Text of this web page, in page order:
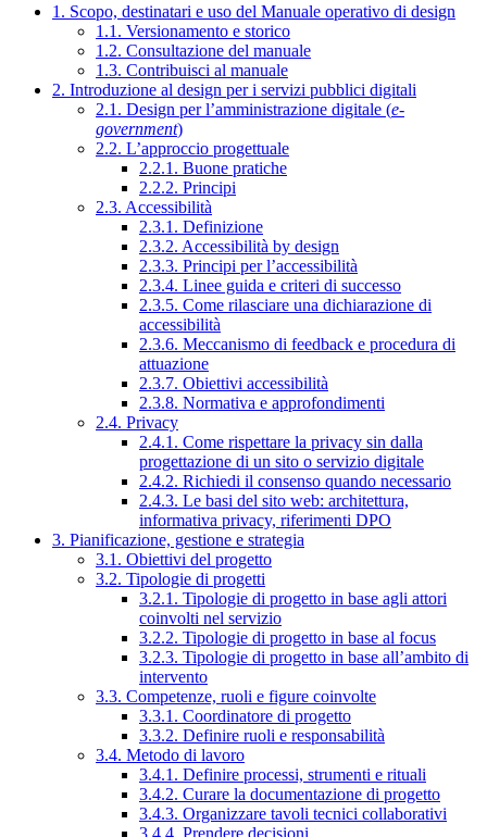
1. Scopo, destinatari e uso del Manuale operativo di design
1.1. Versionamento e storico
1.2. Consultazione del manuale
1.3. Contribuisci al manuale
2. Introduzione al design per i servizi pubblici digitali
2.1. Design per l’amministrazione digitale (e-
government)
2.2. L’approccio progettuale
2.2.1. Buone pratiche
2.2.2. Principi
2.3. Accessibilità
2.3.1. Definizione
2.3.2. Accessibilità by design
2.3.3. Principi per l’accessibilità
2.3.4. Linee guida e criteri di successo
2.3.5. Come rilasciare una dichiarazione di
accessibilità
2.3.6. Meccanismo di feedback e procedura di
attuazione
2.3.7. Obiettivi accessibilità
2.3.8. Normativa e approfondimenti
2.4. Privacy
2.4.1. Come rispettare la privacy sin dalla
progettazione di un sito o servizio digitale
2.4.2. Richiedi il consenso quando necessario
2.4.3. Le basi del sito web: architettura,
informativa privacy, riferimenti DPO
3. Pianificazione, gestione e strategia
3.1. Obiettivi del progetto
3.2. Tipologie di progetti
3.2.1. Tipologie di progetto in base agli attori
coinvolti nel servizio
3.2.2. Tipologie di progetto in base al focus
3.2.3. Tipologie di progetto in base all’ambito di
intervento
3.3. Competenze, ruoli e figure coinvolte
3.3.1. Coordinatore di progetto
3.3.2. Definire ruoli e responsabilità
3.4. Metodo di lavoro
3.4.1. Definire processi, strumenti e rituali
3.4.2. Curare la documentazione di progetto
3.4.3. Organizzare tavoli tecnici collaborativi
3.4.4. Prendere decisioni